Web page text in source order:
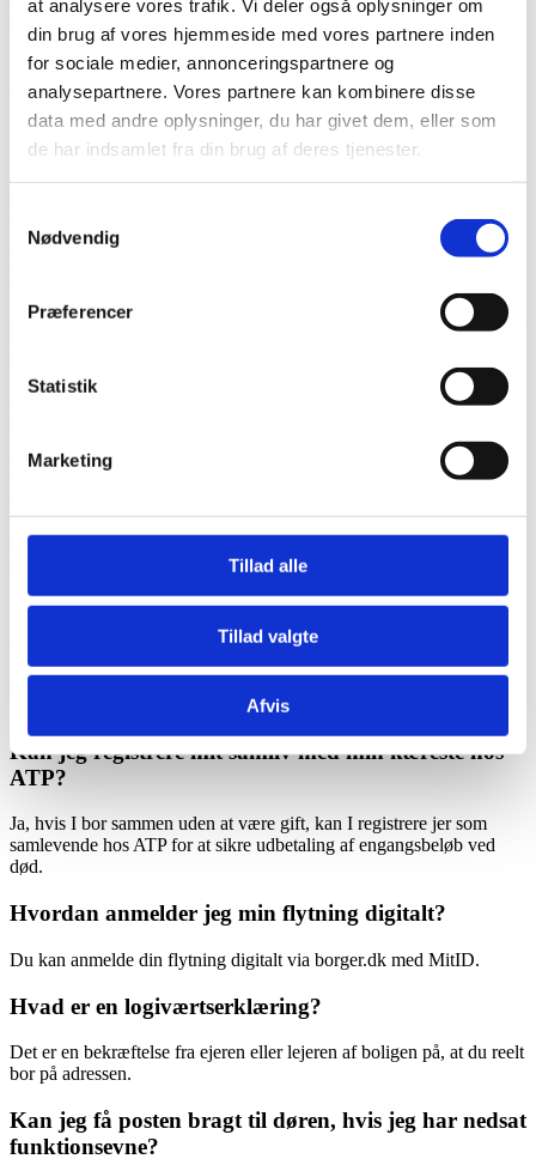
at analysere vores trafik. Vi deler også oplysninger om
din brug af vores hjemmeside med vores partnere inden
for sociale medier, annonceringspartnere og
analysepartnere. Vores partnere kan kombinere disse
data med andre oplysninger, du har givet dem, eller som
de har indsamlet fra din brug af deres tjenester.
Nødvendig
Præferencer
Statistik
Marketing
Tillad alle
Tillad valgte
Afvis
registreringen.
Ofte stillede spørgsmål om Skift adresse
hvis man bor hos kæresten – regler og
dokumentation (FAQ)
Hvornår skal jeg anmelde min flytning til
Du skal anmelde din flytning senest 5 dage efter, du er flyttet ind på
Hvordan registrerer jeg en c/o-adresse, når jeg flytter
Angiv din kærestes navn i feltet ‘Hos (c/o)’ ved flytteanmeldelsen,
Hvilke konsekvenser kan det have, hvis jeg ikke
Kommunen kan ændre din adresse i CPR, og det kan påvirke din
Skal jeg informere andre end kommunen om min
Ja, du bør informere arbejdsgiver, uddannelsesinstitution,
forsyningsselskaber, bank, forsikringsselskaber, læge og tandlæge.
Kan jeg registrere mit samliv med min kæreste hos
ATP?
Ja, hvis I bor sammen uden at være gift, kan I registrere jer som
samlevende hos ATP for at sikre udbetaling af engangsbeløb ved
død.
Hvordan anmelder jeg min flytning digitalt?
Du kan anmelde din flytning digitalt via borger.dk med MitID.
Hvad er en logiværtserklæring?
Det er en bekræftelse fra ejeren eller lejeren af boligen på, at du reelt
bor på adressen.
Kan jeg få posten bragt til døren, hvis jeg har nedsat
funktionsevne?